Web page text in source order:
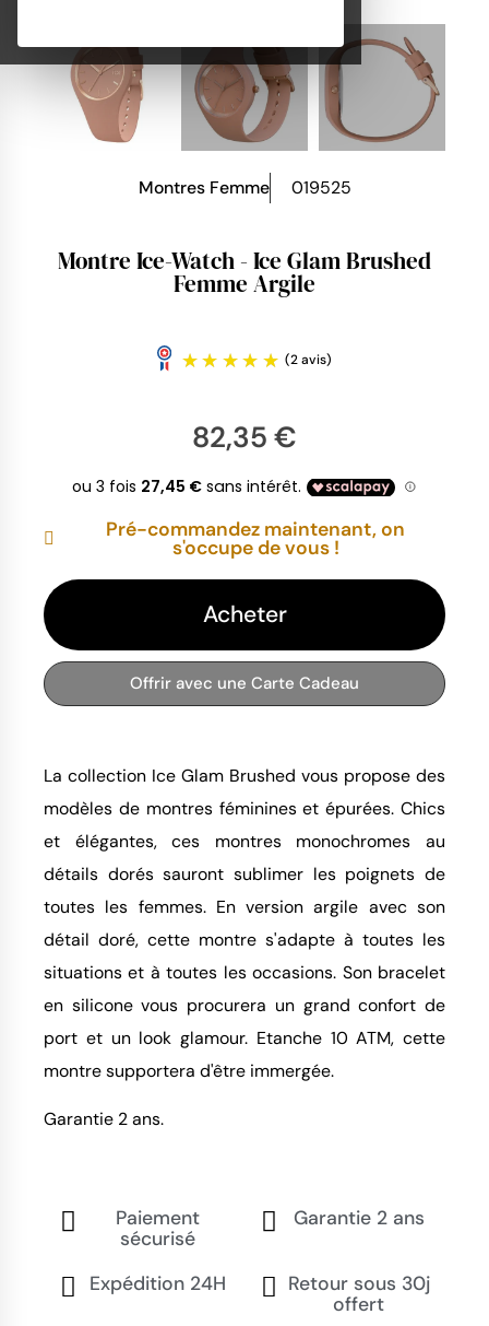
Montres Femme 019525
Montre Ice-Watch - Ice Glam Brushed
Femme Argile
(2 avis)
82,35 €
Pré-commandez maintenant, on
s'occupe de vous !
Acheter
Offrir avec une Carte Cadeau
La collection Ice Glam Brushed vous propose des
modèles de montres féminines et épurées. Chics
et élégantes, ces montres monochromes au
détails dorés sauront sublimer les poignets de
toutes les femmes. En version argile avec son
détail doré, cette montre s'adapte à toutes les
situations et à toutes les occasions. Son bracelet
en silicone vous procurera un grand confort de
port et un look glamour. Etanche 10 ATM, cette
montre supportera d'être immergée.
Garantie 2 ans.
Paiement
sécurisé
Garantie 2 ans
Expédition 24H
Retour sous 30j
offert